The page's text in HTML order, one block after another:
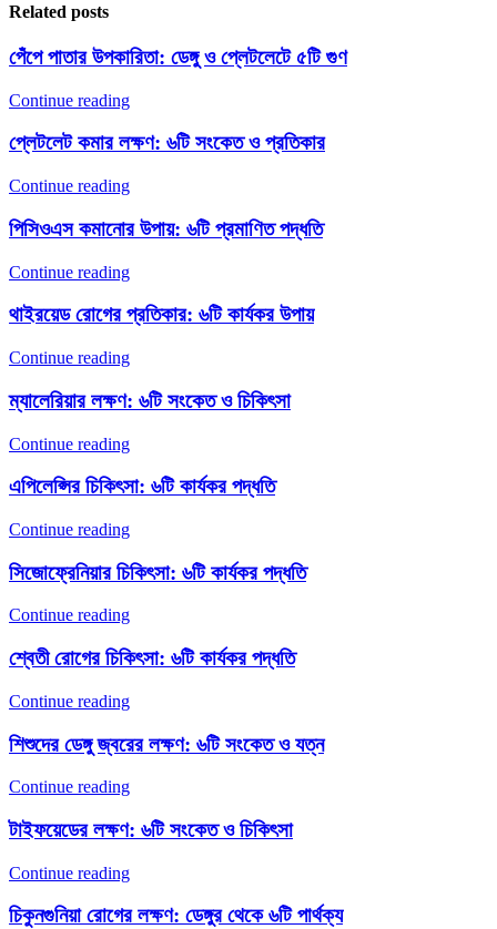
Related posts
পেঁপে পাতার উপকারিতা: ডেঙ্গু ও প্লেটলেটে ৫টি গুণ
Continue reading
প্লেটলেট কমার লক্ষণ: ৬টি সংকেত ও প্রতিকার
Continue reading
পিসিওএস কমানোর উপায়: ৬টি প্রমাণিত পদ্ধতি
Continue reading
থাইরয়েড রোগের প্রতিকার: ৬টি কার্যকর উপায়
Continue reading
ম্যালেরিয়ার লক্ষণ: ৬টি সংকেত ও চিকিৎসা
Continue reading
এপিলেপ্সির চিকিৎসা: ৬টি কার্যকর পদ্ধতি
Continue reading
সিজোফ্রেনিয়ার চিকিৎসা: ৬টি কার্যকর পদ্ধতি
Continue reading
শ্বেতী রোগের চিকিৎসা: ৬টি কার্যকর পদ্ধতি
Continue reading
শিশুদের ডেঙ্গু জ্বরের লক্ষণ: ৬টি সংকেত ও যত্ন
Continue reading
টাইফয়েডের লক্ষণ: ৬টি সংকেত ও চিকিৎসা
Continue reading
চিকুনগুনিয়া রোগের লক্ষণ: ডেঙ্গুর থেকে ৬টি পার্থক্য